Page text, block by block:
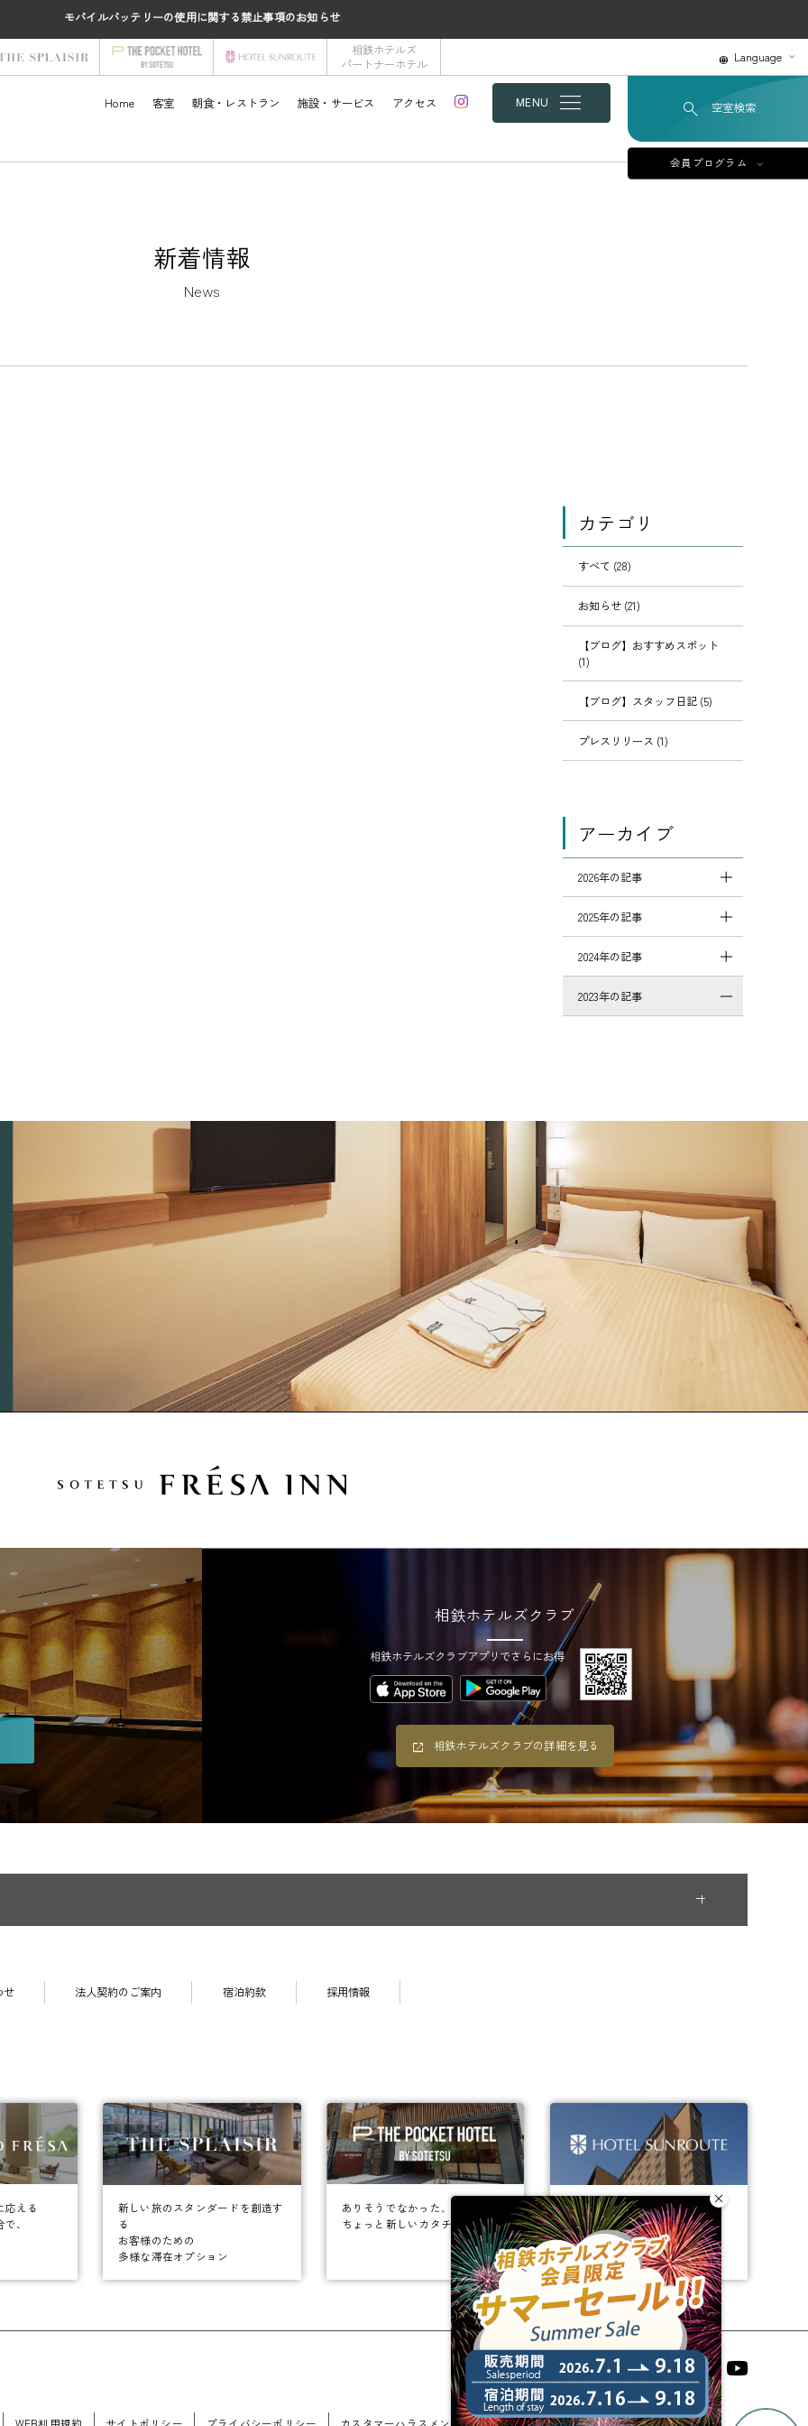
モバイルバッテリーの使用に関する禁止事項のお知らせ
相鉄ホテルズ
パートナーホテル
Language
Home 客室 朝食・レストラン 施設・サービス アクセス MENU 空室検索
会員プログラム
新着情報
News
カテゴリ
すべて (28)
お知らせ (21)
【ブログ】おすすめスポット
(1)
【ブログ】スタッフ日記 (5)
プレスリリース (1)
アーカイブ
2026年の記事
2025年の記事
2024年の記事
2023年の記事
相鉄ホテルズクラブ
相鉄ホテルズクラブアプリでさらにお得
相鉄ホテルズクラブの詳細を見る
せ 法人契約のご案内 宿泊約款 採用情報
応える
、
新しい旅のスタンダードを創造す
る
お客様のための
多様な滞在オプション
ありそうでなかった、
ちょっと新しいカタチ。
ビジネスからレジャーまで、
幅広く選ばれるホテルへ。
相鉄ホテルズ 公式SNS